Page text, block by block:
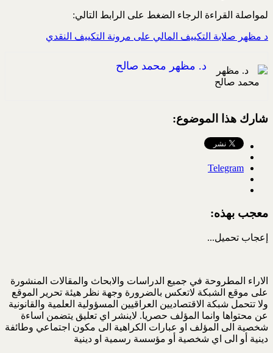
لمواصلة القراءة الرجاء الضغط على الرابط التالي:
د مظهر صلابة التكييف المالي على مرونة التكييف النقدي
د. مظهر محمد صالح
شارك هذا الموضوع:
Telegram
معجب بهذه:
إعجاب تحميل...
الاراء المطروحة في جميع الدراسات والابحاث والمقالات المنشورة
على موقع الشبكة لاتعكس بالضرورة وجهة نظر هيئة تحرير الموقع
ولا تتحمل شبكة الاقتصاديين العراقيين المسؤولية العلمية والقانونية
عن محتواها وانما المؤلف حصريا. لاينشر اي تعليق يتضمن اساءة
شخصية الى المؤلف او عبارات الكراهية الى مكون اجتماعي وطائفة
دينية أو الى اي شخصية أو مؤسسة رسمية او دينية